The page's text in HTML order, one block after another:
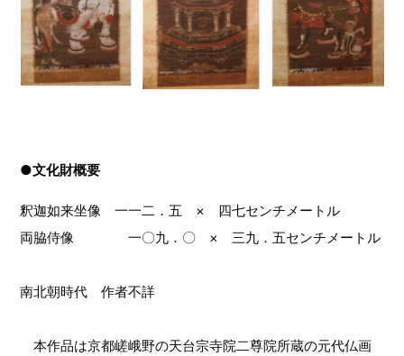
●文化財概要
釈迦如来坐像 一一二．五 × 四七センチメートル
両脇侍像 一〇九．〇 × 三九．五センチメートル
南北朝時代 作者不詳
本作品は京都嵯峨野の天台宗寺院二尊院所蔵の元代仏画